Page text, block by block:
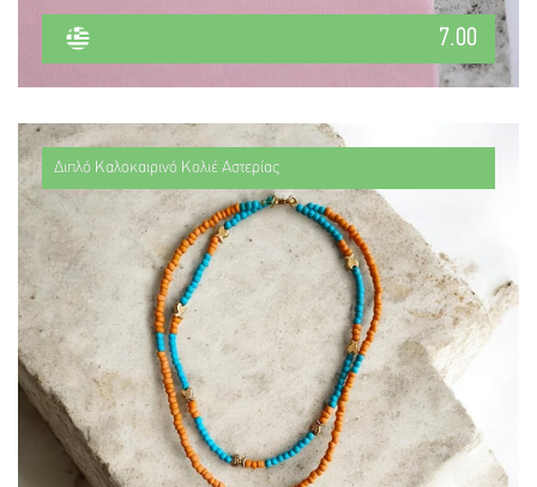
7.00
Διπλό Καλοκαιρινό Κολιέ Αστερίας